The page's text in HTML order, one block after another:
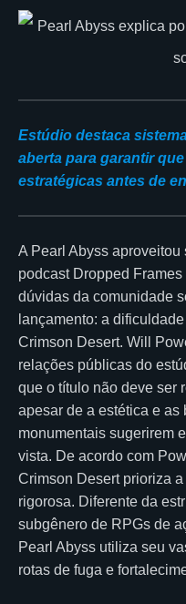
Estúdio destaca
aberta para garantir
estratégicas antes de
A Pearl Abyss
podcast Dropped
dúvidas da comunidade
lançamento: a
Crimson Desert. Will
relações públicas do
que o título não deve ser
apesar de a estética e as
monumentais sugerirem
vista. De acordo com
Crimson Desert prioriza
rigorosa. Diferente da
subgênero de RPGs de
Pearl Abyss utiliza seu
rotas de fuga e